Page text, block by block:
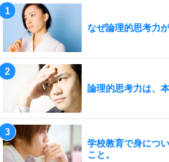
なぜ論理的思考力
論理的思考力は、
学校教育で身につ
こと。